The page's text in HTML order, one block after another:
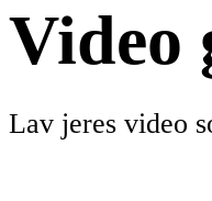
Video
Lav jeres video